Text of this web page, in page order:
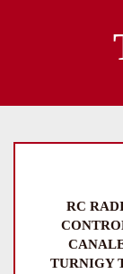
RC
TURNIGY